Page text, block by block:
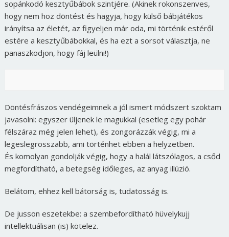
sopánkodó kesztyűbábok szintjére. (Akinek rokonszenves,
hogy nem hoz döntést és hagyja, hogy külső bábjátékos
irányítsa az életét, az figyeljen már oda, mi történik estéről
estére a kesztyűbábokkal, és ha ezt a sorsot választja, ne
panaszkodjon, hogy fáj leülni!)
Döntésfrászos vendégeimnek a jól ismert módszert szoktam
javasolni: egyszer üljenek le magukkal (esetleg egy pohár
félszáraz még jelen lehet), és zongorázzák végig, mi a
legeslegrosszabb, ami történhet ebben a helyzetben.
És komolyan gondolják végig, hogy a halál látszólagos, a csőd
megfordítható, a betegség időleges, az anyag illúzió.
Belátom, ehhez kell bátorság is, tudatosság is.
De jusson eszetekbe: a szembefordítható hüvelykujj
intellektuálisan (is) kötelez.